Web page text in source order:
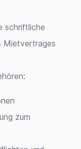
schriftliche
Mietvertrages
zum